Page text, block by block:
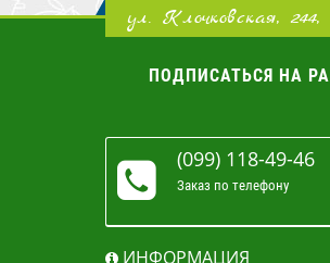
ул. Клочковская,
ПОДПИСАТЬСЯ НА
(099) 118-49-46
Заказ по телефону
ИНФОРМАЦИЯ